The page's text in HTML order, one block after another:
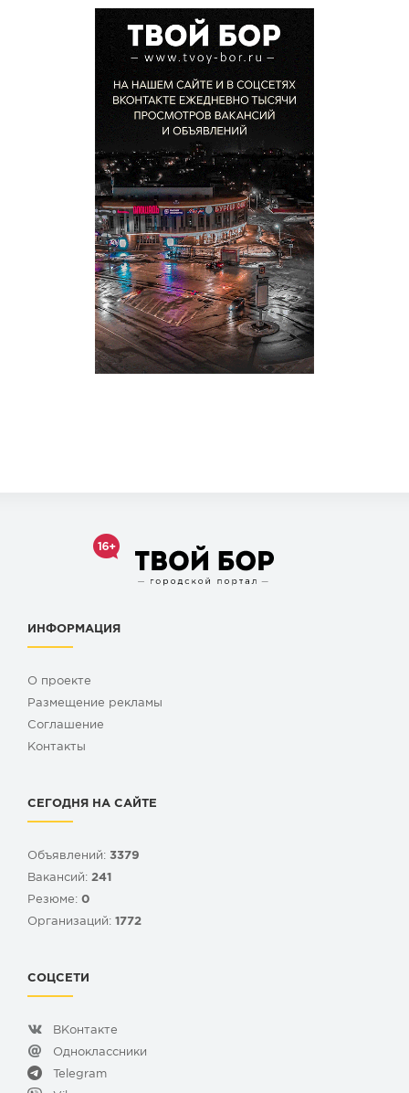
ИНФОРМАЦИЯ
О проекте
Размещение рекламы
Cоглашение
Контакты
СЕГОДНЯ НА САЙТЕ
Объявлений: 3379
Вакансий: 241
Резюме: 0
Организаций: 1772
СОЦСЕТИ
ВКонтакте
Одноклассники
Telegram